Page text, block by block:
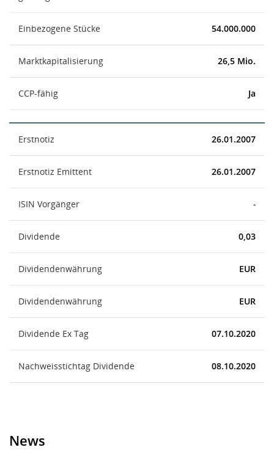
Einbezogene Stücke 54.000.000
Marktkapitalisierung 26,5 Mio.
CCP-fähig Ja
Erstnotiz 26.01.2007
Erstnotiz Emittent 26.01.2007
ISIN Vorgänger -
Dividende 0,03
Dividendenwährung EUR
Dividendenwährung EUR
Dividende Ex Tag 07.10.2020
Nachweisstichtag Dividende 08.10.2020
News